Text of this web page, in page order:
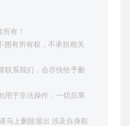
有！
拥有所有权，不承担相关
联系我们，会尽快给予删
用于非法操作，一切后果
马上删除退出 涉及自身权